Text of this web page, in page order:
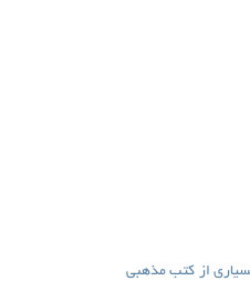
از کتب مذهبی